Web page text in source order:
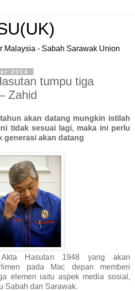
Malaysia - Sabah Sarawak Union
2014
tumpu tiga
Zahid
akan datang mungkin istilah
tidak sesuai lagi, maka ini perlu
generasi akan datang
Akta Hasutan 1948 yang akan
pada Mac depan memberi
elemen iaitu aspek media sosial,
Sabah dan Sarawak.